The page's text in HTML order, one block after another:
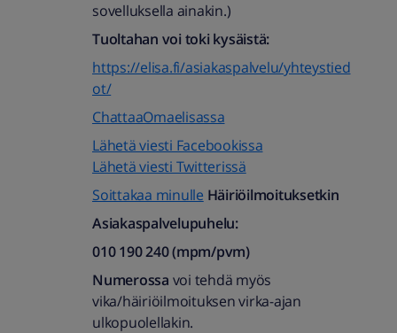
sovelluksella ainakin.)
Tuoltahan voi toki kysäistä:
https://elisa.fi/asiakaspalvelu/yhteystied
ot/
ChattaaOmaelisassa
Lähetä viesti Facebookissa
Lähetä viesti Twitterissä
Soittakaa minulle Häiriöilmoituksetkin
Asiakaspalvelupuhelu:
010 190 240 (mpm/pvm)​
Numerossa voi tehdä myös
vika/häiriöilmoituksen virka-ajan
ulkopuolellakin.